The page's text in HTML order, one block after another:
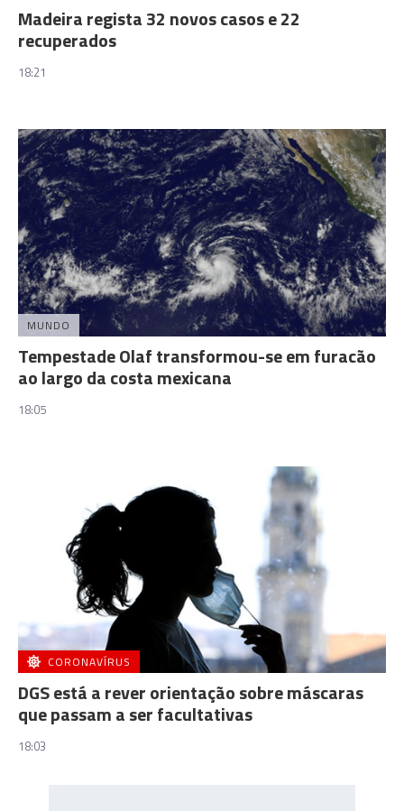
Madeira regista 32 novos casos e 22
recuperados
18:21
MUNDO
Tempestade Olaf transformou-se em furacão
ao largo da costa mexicana
18:05
CORONAVÍRUS
DGS está a rever orientação sobre máscaras
que passam a ser facultativas
18:03